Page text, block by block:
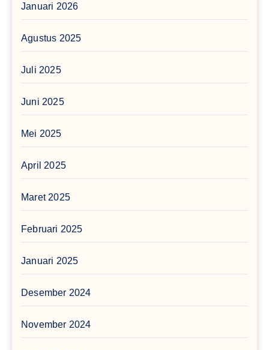
Januari 2026
Agustus 2025
Juli 2025
Juni 2025
Mei 2025
April 2025
Maret 2025
Februari 2025
Januari 2025
Desember 2024
November 2024